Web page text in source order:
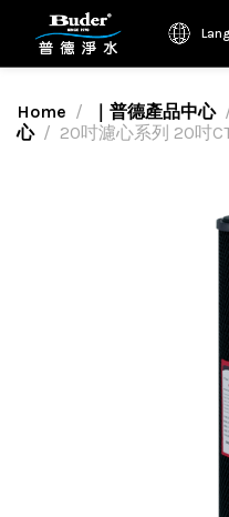
Home ｜普德產品中心
心
20吋濾心系列 20吋